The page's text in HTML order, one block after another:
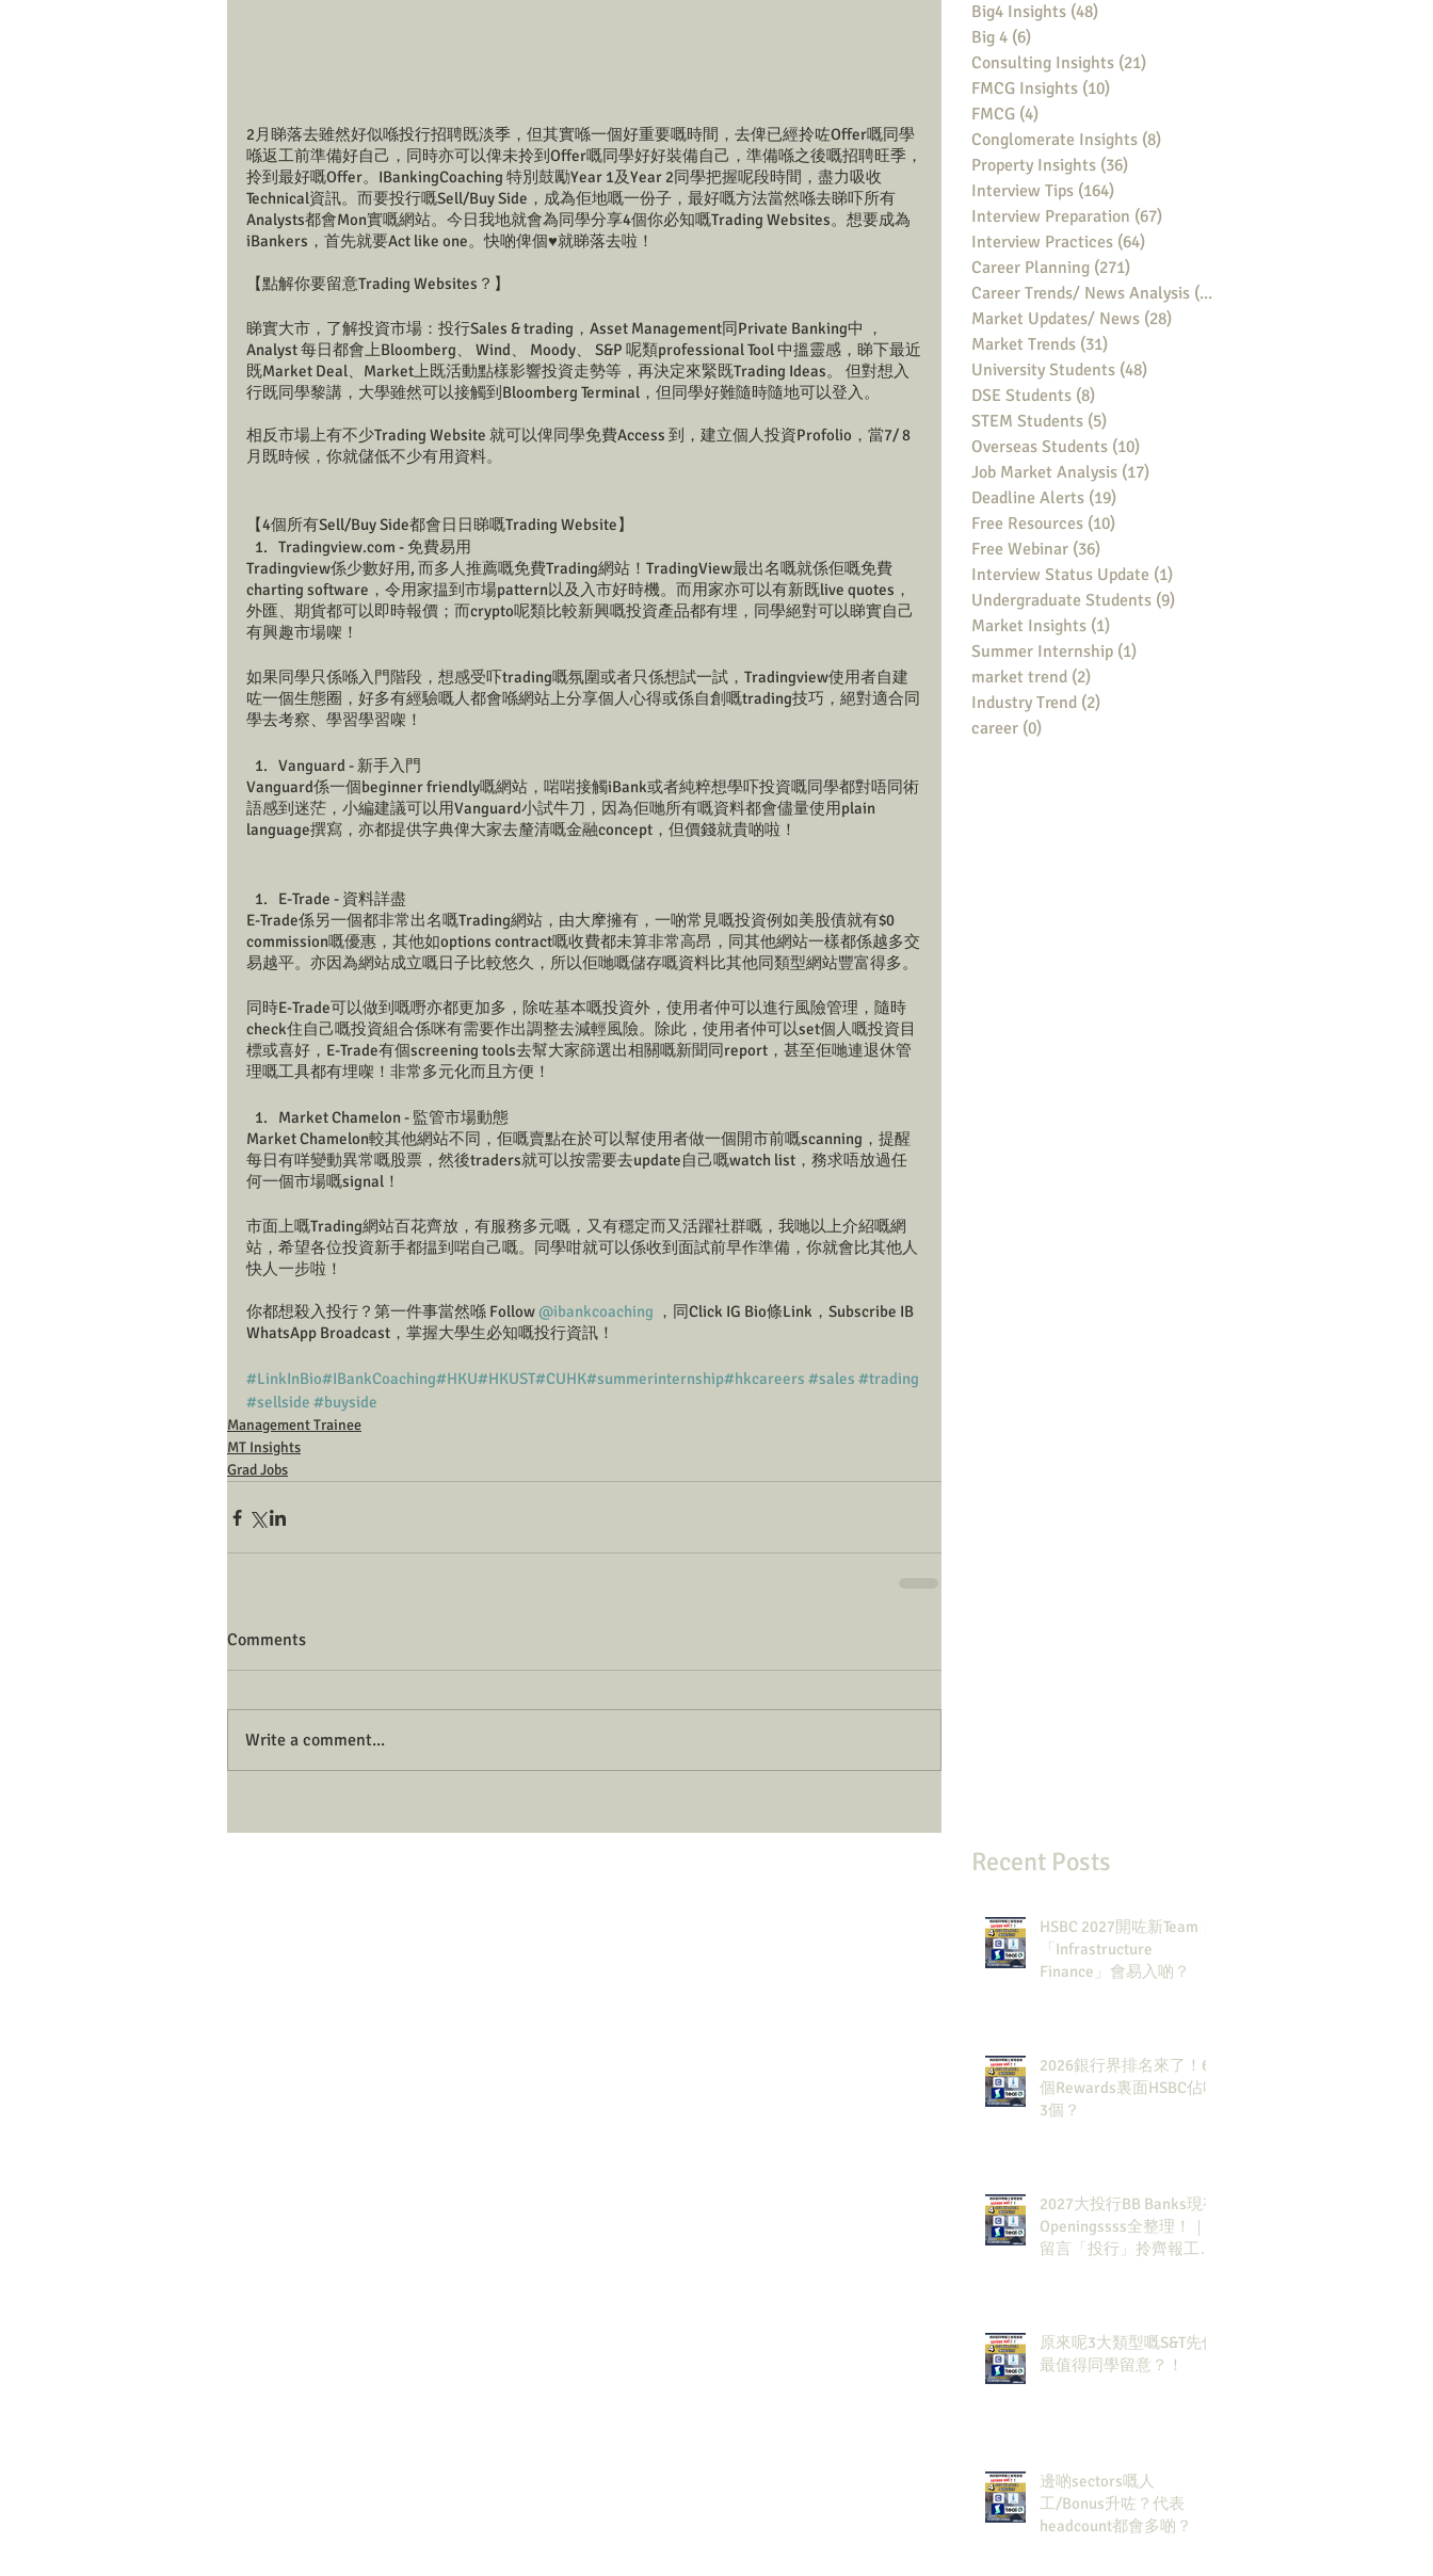
2月睇落去雖然好似喺投行招聘既淡季，但其實喺一個好重要嘅時間，去俾已經拎咗Offer嘅同學
喺返工前準備好自己，同時亦可以俾未拎到Offer嘅同學好好裝備自己，準備喺之後嘅招聘旺季，
拎到最好嘅Offer。IBankingCoaching 特別鼓勵Year 1及Year 2同學把握呢段時間，盡力吸收
Technical資訊。而要投行嘅Sell/Buy Side，成為佢地嘅一份子，最好嘅方法當然喺去睇吓所有
Analysts都會Mon實嘅網站。今日我地就會為同學分享4個你必知嘅Trading Websites。想要成為
iBankers，首先就要Act like one。快啲俾個♥️就睇落去啦！
【點解你要留意Trading Websites？】
睇實大市，了解投資市場：投行Sales & trading，Asset Management同Private Banking中 ，
Analyst 每日都會上Bloomberg、 Wind、 Moody、 S&P 呢類professional Tool 中搵靈感，睇下最近
既Market Deal、Market上既活動點樣影響投資走勢等，再決定來緊既Trading Ideas。 但對想入
行既同學黎講，大學雖然可以接觸到Bloomberg Terminal，但同學好難隨時隨地可以登入。
相反市場上有不少Trading Website 就可以俾同學免費Access 到，建立個人投資Profolio，當7/ 8
月既時候，你就儲低不少有用資料。
【4個所有Sell/Buy Side都會日日睇嘅Trading Website】
Tradingview.com - 免費易用
Tradingview係少數好用, 而多人推薦嘅免費Trading網站！TradingView最出名嘅就係佢嘅免費
charting software，令用家揾到市場pattern以及入市好時機。而用家亦可以有新既live quotes，
外匯、期貨都可以即時報價；而crypto呢類比較新興嘅投資產品都有埋，同學絕對可以睇實自己
有興趣市場㗎！
如果同學只係喺入門階段，想感受吓trading嘅氛圍或者只係想試一試，Tradingview使用者自建
咗一個生態圈，好多有經驗嘅人都會喺網站上分享個人心得或係自創嘅trading技巧，絕對適合同
學去考察、學習學習㗎！
Vanguard - 新手入門
Vanguard係一個beginner friendly嘅網站，啱啱接觸iBank或者純粹想學吓投資嘅同學都對唔同術
語感到迷茫，小編建議可以用Vanguard小試牛刀，因為佢哋所有嘅資料都會儘量使用plain
language撰寫，亦都提供字典俾大家去釐清嘅金融concept，但價錢就貴啲啦！
E-Trade - 資料詳盡
E-Trade係另一個都非常出名嘅Trading網站，由大摩擁有，一啲常見嘅投資例如美股債就有$0
commission嘅優惠，其他如options contract嘅收費都未算非常高昂，同其他網站一樣都係越多交
易越平。亦因為網站成立嘅日子比較悠久，所以佢哋嘅儲存嘅資料比其他同類型網站豐富得多。
同時E-Trade可以做到嘅嘢亦都更加多，除咗基本嘅投資外，使用者仲可以進行風險管理，隨時
check住自己嘅投資組合係咪有需要作出調整去減輕風險。除此，使用者仲可以set個人嘅投資目
標或喜好，E-Trade有個screening tools去幫大家篩選出相關嘅新聞同report，甚至佢哋連退休管
理嘅工具都有埋㗎！非常多元化而且方便！
Market Chamelon - 監管市場動態
Market Chamelon較其他網站不同，佢嘅賣點在於可以幫使用者做一個開市前嘅scanning，提醒
每日有咩變動異常嘅股票，然後traders就可以按需要去update自己嘅watch list，務求唔放過任
何一個市場嘅signal！
市面上嘅Trading網站百花齊放，有服務多元嘅，又有穩定而又活躍社群嘅，我哋以上介紹嘅網
站，希望各位投資新手都揾到啱自己嘅。同學咁就可以係收到面試前早作準備，你就會比其他人
快人一步啦！
你都想殺入投行？第一件事當然喺 Follow @ibankcoaching ，同Click IG Bio條Link，Subscribe IB
WhatsApp Broadcast，掌握大學生必知嘅投行資訊！
#LinkInBio#IBankCoaching#HKU#HKUST#CUHK#summerinternship#hkcareers #sales #trading
#sellside #buyside
Management Trainee
MT Insights
Grad Jobs
Comments
Write a comment...
Big4 Insights (48)
Big 4 (6)
Consulting Insights (21)
FMCG Insights (10)
FMCG (4)
Conglomerate Insights (8)
Property Insights (36)
Interview Tips (164)
Interview Preparation (67)
Interview Practices (64)
Career Planning (271)
Career Trends/ News Analysis (148)
Market Updates/ News (28)
Market Trends (31)
University Students (48)
DSE Students (8)
STEM Students (5)
Overseas Students (10)
Job Market Analysis (17)
Deadline Alerts (19)
Free Resources (10)
Free Webinar (36)
Interview Status Update (1)
Undergraduate Students (9)
Market Insights (1)
Summer Internship (1)
market trend (2)
Industry Trend (2)
career (0)
Recent Posts
HSBC 2027開咗新Team：
「Infrastructure
Finance」會易入啲？
2026銀行界排名來了！6
個Rewards裏面HSBC佔咗
3個？
2027大投行BB Banks現有
Openingssss全整理！｜
留言「投行」拎齊報工
原來呢3大類型嘅S&T先係
最值得同學留意？！
邊啲sectors嘅人
工/Bonus升咗？代表
headcount都會多啲？